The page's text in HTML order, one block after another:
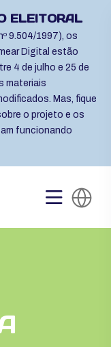
ELEITORAL
9.504/1997), os
Digital estão
4 de julho e 25 de
materiais
Mas, fique
o projeto e os
funcionando